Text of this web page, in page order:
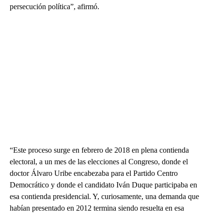
persecución política”, afirmó.
“Este proceso surge en febrero de 2018 en plena contienda
electoral, a un mes de las elecciones al Congreso, donde el
doctor Álvaro Uribe encabezaba para el Partido Centro
Democrático y donde el candidato Iván Duque participaba en
esa contienda presidencial. Y, curiosamente, una demanda que
habían presentado en 2012 termina siendo resuelta en esa